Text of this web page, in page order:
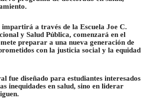
a través de la Escuela Joe C.
y Salud Pública, comenzará en el
preparar a una nueva generación de
con la justicia social y la equidad
fue diseñado para estudiantes interesados
inequidades en salud, sino en liderar